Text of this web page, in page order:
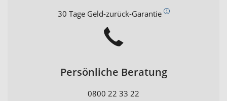
30 Tage Geld-zurück-Garantie
Persönliche Beratung
0800 22 33 22